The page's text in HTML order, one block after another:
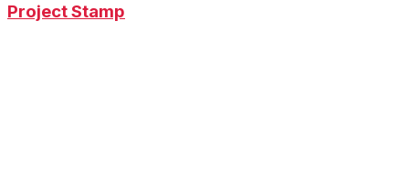
Project Stamp